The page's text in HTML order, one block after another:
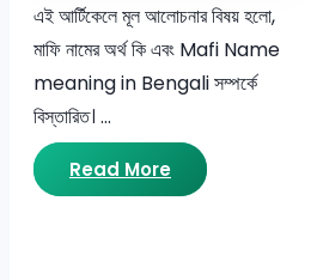
এই আর্টিকেলে মূল আলোচনার বিষয় হলো,
মাফি নামের অর্থ কি এবং Mafi Name
meaning in Bengali সম্পর্কে
বিস্তারিত। …
Read More